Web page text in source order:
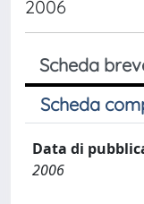
2006
Scheda
Scheda
Data di
2006